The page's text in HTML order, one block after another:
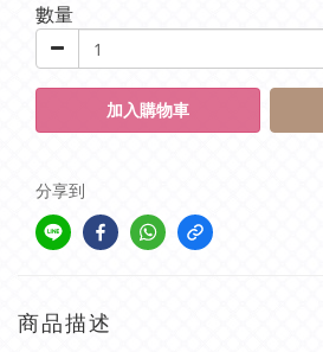
數量
加入購物車
分享到
商品描述